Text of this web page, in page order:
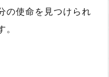
の使命を見つけられ